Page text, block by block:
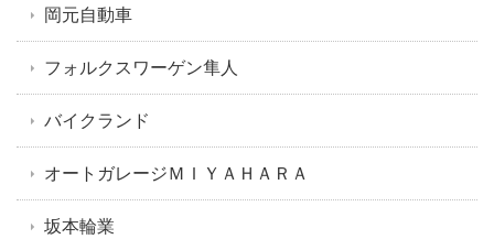
岡元自動車
フォルクスワーゲン隼人
バイクランド
オートガレージＭＩＹＡＨＡＲＡ
坂本輪業